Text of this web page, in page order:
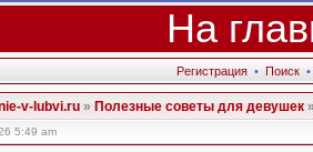
На
Регистрация • Поиск •
v-lubvi.ru»Полезные советы для девушек
5:49 am